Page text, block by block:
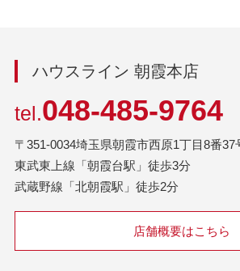
ハウスライン 朝霞本店
tel.048-485-9764
〒351-0034埼玉県朝霞市西原1丁目8番37
東武東上線「朝霞台駅」徒歩3分
武蔵野線「北朝霞駅」徒歩2分
店舗概要はこちら